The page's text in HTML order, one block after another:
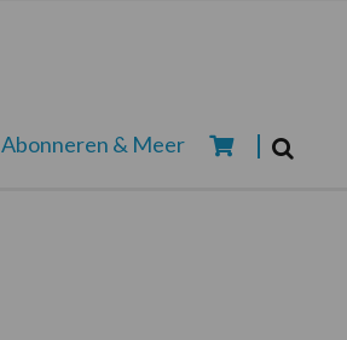
Abonneren & Meer